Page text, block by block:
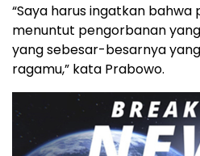
“Saya harus ingatkan bahwa
menuntut pengorbanan
yang sebesar-besarnya
ragamu,” kata Prabowo.